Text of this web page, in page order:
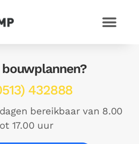
bouwplannen?
432888
bereikbaar van 8.00
17.00 uur